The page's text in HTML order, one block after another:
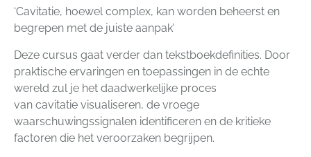
‘Cavitatie, hoewel complex, kan worden beheerst en
begrepen met de juiste aanpak’
Deze cursus gaat verder dan tekstboekdefinities. Door
praktische ervaringen en toepassingen in de echte
wereld zul je het daadwerkelijke proces
van cavitatie visualiseren, de vroege
waarschuwingssignalen identificeren en de kritieke
factoren die het veroorzaken begrijpen.